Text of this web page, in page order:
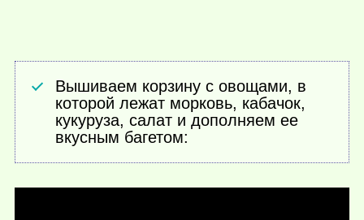
Вышиваем корзину с овощами, в
которой лежат морковь, кабачок,
кукуруза, салат и дополняем ее
вкусным багетом: